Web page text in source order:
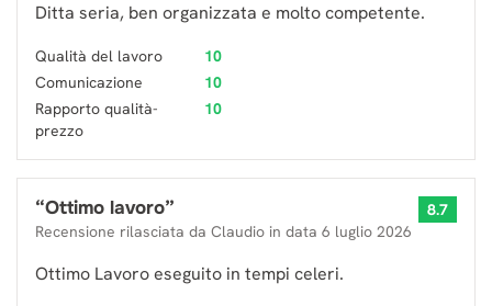
Ditta seria, ben organizzata e molto competente.
Qualità del lavoro
10
Comunicazione
10
Rapporto qualità-
prezzo
10
“Ottimo lavoro”
Recensione rilasciata da Claudio in data 6 luglio 2026
8.7
Ottimo Lavoro eseguito in tempi celeri.